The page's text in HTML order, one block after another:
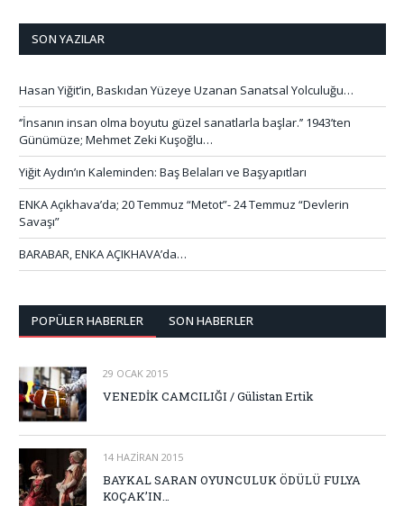
SON YAZILAR
Hasan Yiğit’in, Baskıdan Yüzeye Uzanan Sanatsal Yolculuğu…
‘’İnsanın insan olma boyutu güzel sanatlarla başlar.’’ 1943’ten
Günümüze; Mehmet Zeki Kuşoğlu…
Yiğit Aydın’ın Kaleminden: Baş Belaları ve Başyapıtları
ENKA Açıkhava’da; 20 Temmuz “Metot”- 24 Temmuz “Devlerin
Savaşı”
BARABAR, ENKA AÇIKHAVA’da…
POPÜLER HABERLER SON HABERLER
29 OCAK 2015
VENEDİK CAMCILIĞI / Gülistan Ertik
14 HAZIRAN 2015
BAYKAL SARAN OYUNCULUK ÖDÜLÜ FULYA
KOÇAK’IN…